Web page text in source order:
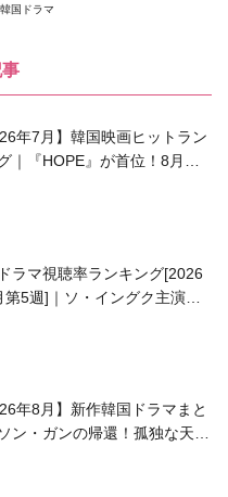
韓国ドラマ
年7月】韓国映画ヒットラン
｜『HOPE』が首位！8月公
ラマ視聴率ランキング[2026
第5週]｜ソ・イングク主演の
年8月】新作韓国ドラマまと
ン・ガンの帰還！孤独な天才